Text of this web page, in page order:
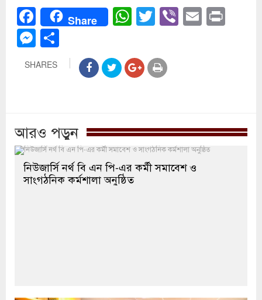
Facebook
Share WhatsApp
Twitter
Viber
Email
Messenger
SHARES
আরও পড়ুন
নিউজার্সি নর্থ বি এন পি-এর কর্মী সমাবেশ ও
সাংগঠনিক কর্মশালা অনুষ্ঠিত